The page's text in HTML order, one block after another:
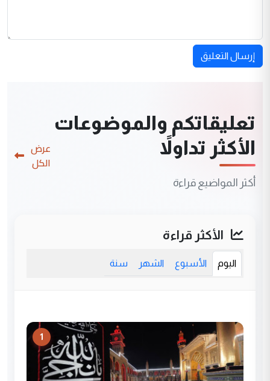
إرسال التعليق
تعليقاتكم والموضوعات
الأكثر تداولاً
أكثر المواضيع قراءة
عرض
الكل
الأكثر قراءة
اليوم الأسبوع الشهر سنة
1